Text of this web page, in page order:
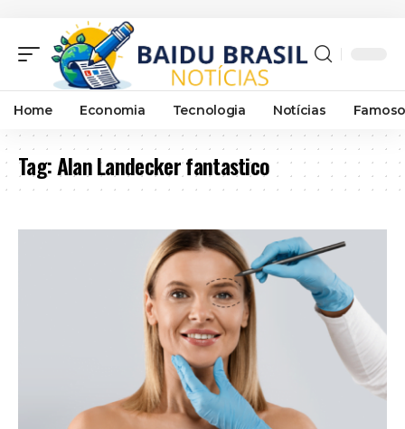
Home Economia Tecnologia Notícias
Tag:Alan Landecker fantastico